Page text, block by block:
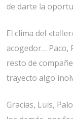
de darte la
El clima del
acogedor… Paco,
resto de
trayecto algo
Gracias, Luis,